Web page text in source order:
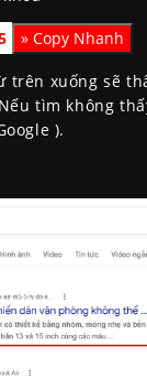
trên xuống sẽ
tìm không
).